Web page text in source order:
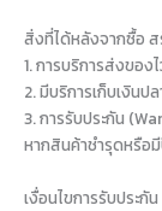
สิ่งที่ได้หลังจากซื้อ ส
1. การบริการส่งของ
2. มีบริการเก็บเงินป
3. การรับประกัน
หากสินค้าชำรุดหรือ
เงื่อนไขการรับประกัน